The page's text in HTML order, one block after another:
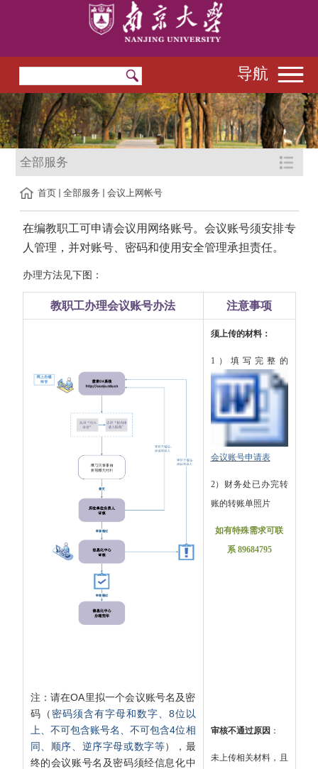
导航
全部服务
首页 全部服务 会议上网帐号
在编教职工可申请会议用网络账号。会议账号须安排专
人管理，并对账号、密码和使用安全管理承担责任。
办理方法见下图：
教职工办理会议账号办法 注意事项
注：请在OA里拟一个会议账号名及密
码（ 密码须含有字母和数字、8位以
上、不可包含账号名、不可包含4位相
同、顺序、逆序字母或数字等），最
终的会议账号名及密码须经信息化中
须上传的材料：
1）填写完整的
会议账号申请表
2）财务处已办完转
账的转账单照片
如有特殊需求可联
系89684795
审核不通过原因 ：
未上传相关材料，且